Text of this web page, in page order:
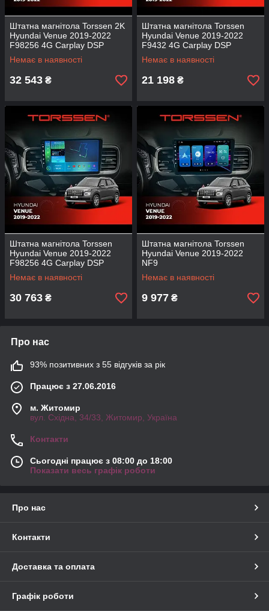
Штатна магнітола Torssen 2K
Hyundai Venue 2019-2022
F98256 4G Carplay DSP
Немає в наявності
32 543 ₴
Штатна магнітола Torssen
Hyundai Venue 2019-2022
F9432 4G Carplay DSP
Немає в наявності
21 198 ₴
Штатна магнітола Torssen
Hyundai Venue 2019-2022
F98256 4G Carplay DSP
Немає в наявності
30 763 ₴
Штатна магнітола Torssen
Hyundai Venue 2019-2022
NF9
Немає в наявності
9 977 ₴
Про нас
93% позитивних з 55 відгуків за рік
Працює з 27.06.2016
м. Житомир
вул. Східна, 34/33, Житомир, Україна
Контакти
Сьогодні працює з 08:00 до 18:00
Показати весь графік роботи
Про нас
Контакти
Доставка та оплата
Графік роботи